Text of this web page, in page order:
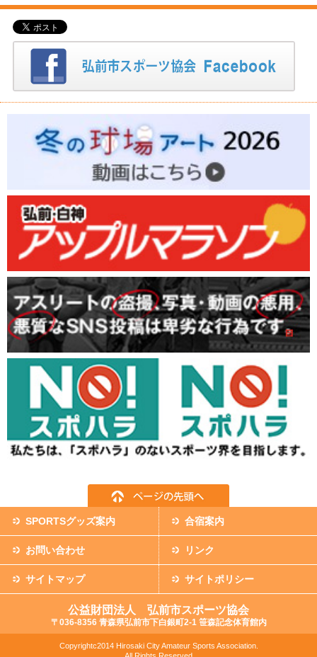
SPORTSグッズ案内 合宿案内
お問い合わせ リンク
サイトマップ サイトポリシー
公益財団法人 弘前市スポーツ協会
〒036-8356 青森県弘前市下白銀町2-1 笹森記念体育館内
Copyrightc2014 Hirosaki City Amateur Sports Association.